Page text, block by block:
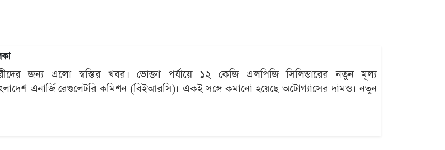
জন্য এলো স্বস্তির খবর। ভোক্তা পর্যায়ে ১২ কেজি এলপিজি সিলিন্ডারের নতুন মূল্য
এনার্জি রেগুলেটরি কমিশন (বিইআরসি)। একই সঙ্গে কমানো হয়েছে অটোগ্যাসের দামও। নতুন